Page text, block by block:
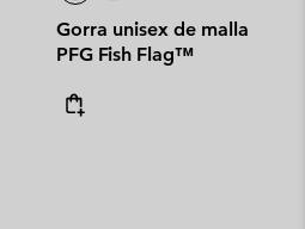
Gorra unisex de malla
PFG Fish Flag™